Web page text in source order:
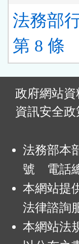
法務部
第 8 條
政府網站
資訊安全政
法務部本
號 電話總
本網站提
法律諮詢
本網站法